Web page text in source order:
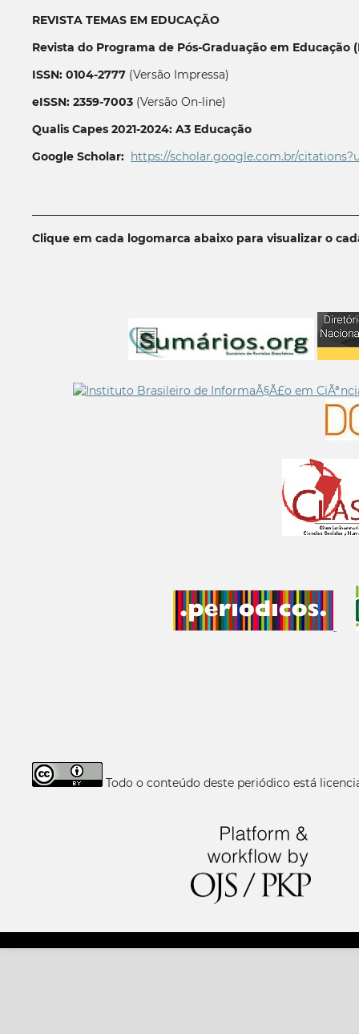
REVISTA TEMAS EM EDUCAÇÃO
Revista do Programa de Pós-Graduação em Educação
ISSN: 0104-2777(Versão Impressa)
eISSN: 2359-7003(Versão On-line)
Qualis Capes 2021-2024: A3 Educação
Google Scholar: https://scholar.google.com.br/
Clique em cada logomarca abaixo para visualizar o
Todo o conteúdo deste periódico está